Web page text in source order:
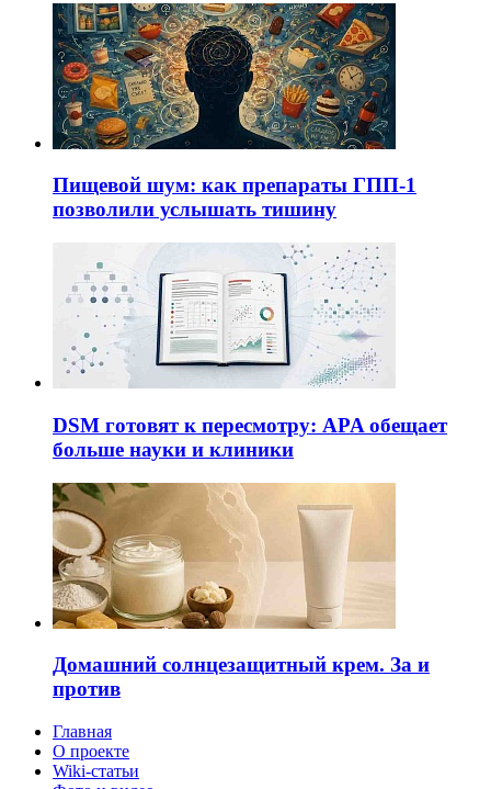
Пищевой шум: как препараты ГПП-1
позволили услышать тишину
DSM готовят к пересмотру: APA обещает
больше науки и клиники
Домашний солнцезащитный крем. За и
против
Главная
О проекте
Wiki-статьи